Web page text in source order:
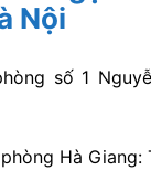
Nội
số 1
Hà Giang: